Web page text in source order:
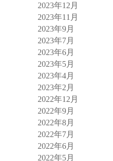
2023年12月
2023年11月
2023年9月
2023年7月
2023年6月
2023年5月
2023年4月
2023年2月
2022年12月
2022年9月
2022年8月
2022年7月
2022年6月
2022年5月